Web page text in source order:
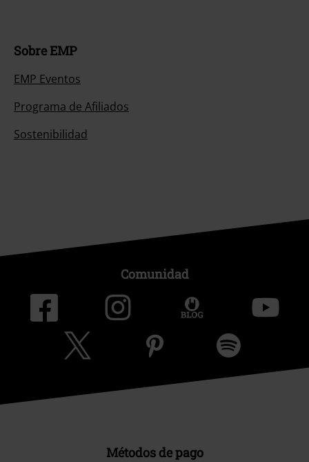
Sobre EMP
EMP Eventos
Programa de Afiliados
Sostenibilidad
Comunidad
Métodos de pago